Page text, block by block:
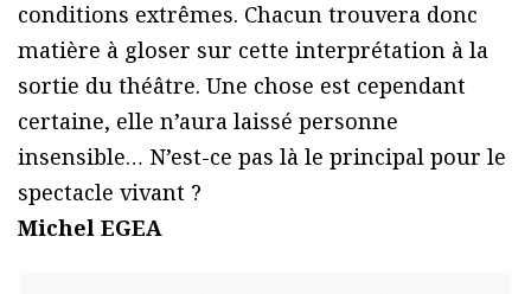
conditions extrêmes. Chacun trouvera donc
matière à gloser sur cette interprétation à la
sortie du théâtre. Une chose est cependant
certaine, elle n’aura laissé personne
insensible… N’est-ce pas là le principal pour le
spectacle vivant ?
Michel EGEA